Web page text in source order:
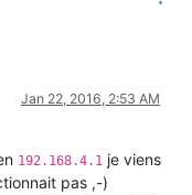
Jan 22, 2016, 2:53 AM
192.168.4.1 je viens
pas ,-)